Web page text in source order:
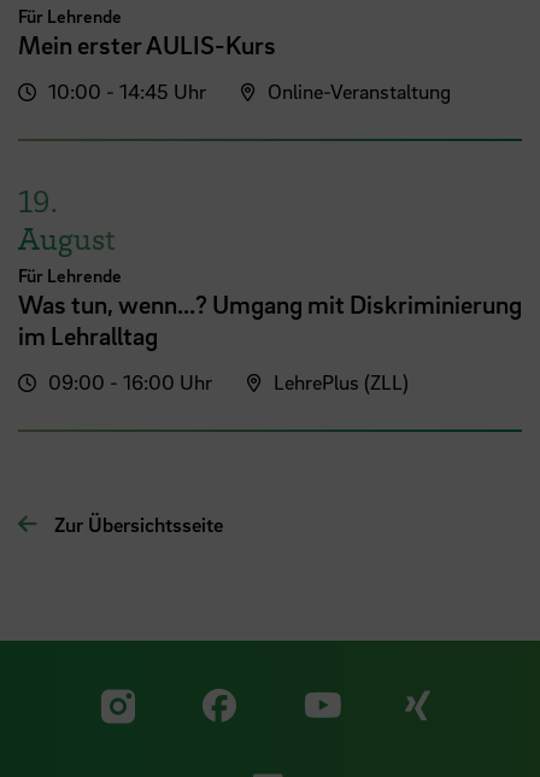
Für Lehrende
Mein erster AULIS-Kurs
10:00 - 14:45 Uhr Online-Veranstaltung
19.
August
Für Lehrende
Was tun, wenn...? Umgang mit Diskriminierung
im Lehralltag
09:00 - 16:00 Uhr LehrePlus (ZLL)
Zur Übersichtsseite
Zu unserer Facebook
Zu